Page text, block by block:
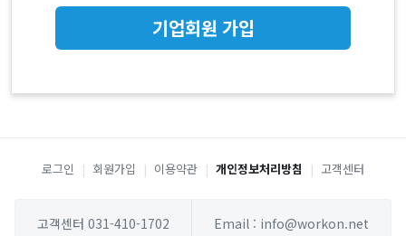
기업회원 가입
로그인 | 회원가입 | 이용약관 | 개인정보처리방침 | 고객센터
고객센터 031-410-1702 Email : info@workon.net